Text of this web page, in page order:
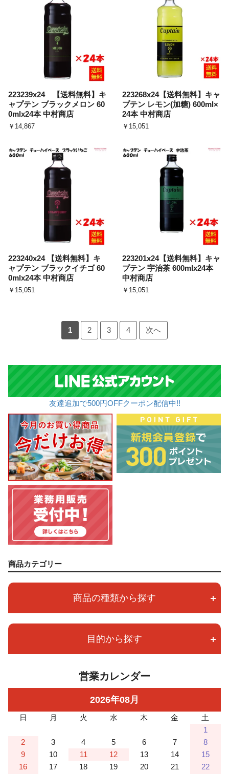
223239x24 【送料無料】キ
ャプテン ブラックメロン 60
0mlx24本 中村商店
￥14,867
223268x24【送料無料】キャ
プテン レモン(加糖) 600ml×
24本 中村商店
￥15,051
223240x24 【送料無料】キ
ャプテン ブラックイチゴ 60
0mlx24本 中村商店
￥15,051
223201x24【送料無料】キャ
プテン 宇治茶 600mlx24本
中村商店
￥15,051
1 2 3 4 次へ
友達追加で500円OFFクーポン配信中!!
商品カテゴリー
商品の種類から探す
目的から探す
営業カレンダー
2026年08月
日 月 火 水 木 金
土
1
2
3 4 5 6 7
8
9
10 11 12 13 14
15
16
17 18 19 20 21
22